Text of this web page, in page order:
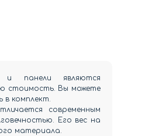
панели являются
стоимость. Вы можете
в комплект.
современным
Его вес на
материала.